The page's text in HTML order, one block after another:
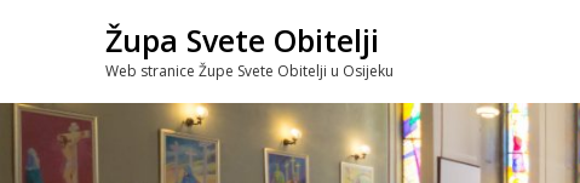
Župa Svete Obitelji
Web stranice Župe Svete Obitelji u Osijeku